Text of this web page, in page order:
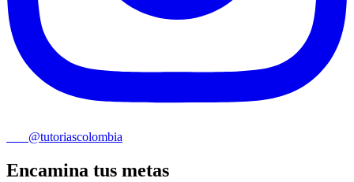
@tutoriascolombia
Encamina tus metas